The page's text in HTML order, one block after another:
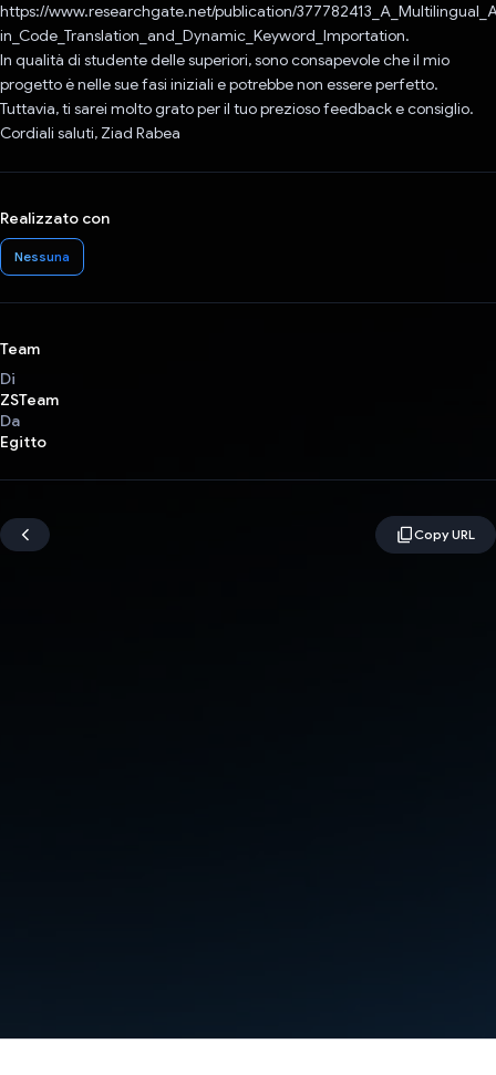
https://www.researchgate.net/publication/
in_Code_Translation_and_Dynamic_Keyword_Importation.
In qualità di studente delle superiori, sono consapevole che il mio
progetto è nelle sue fasi iniziali e potrebbe non essere perfetto.
Tuttavia, ti sarei molto grato per il tuo prezioso feedback e consiglio.
Cordiali saluti, Ziad Rabea
Realizzato con
Nessuna
Team
Di
ZSTeam
Da
Egitto